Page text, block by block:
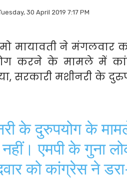
30 April 2019 7:17 PM
मायावती ने मंगलवार
करने के मामले में
सरकारी मशीनरी के
के दुरुपयोग के
एमपी के गुना
को कांग्रेस ने